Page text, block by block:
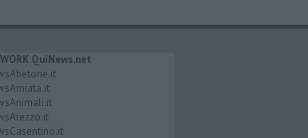
QuiNews.net